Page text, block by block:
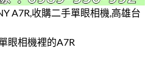
A7R,收購二手單眼相機,高雄台
眼相機裡的A7R